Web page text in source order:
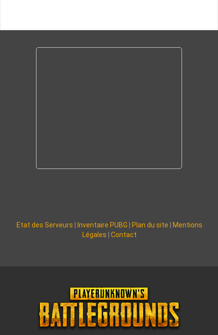
Etat des Serveurs Inventaire PUBG Plan du site
Mentions
Légales
Contact